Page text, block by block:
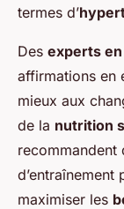
termes d’
Des experts
affirmations en
mieux aux
de la nutrition
recommandent
maximiser les